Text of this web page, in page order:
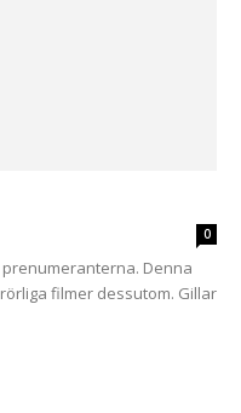
0
Denna
filmer dessutom. Gillar